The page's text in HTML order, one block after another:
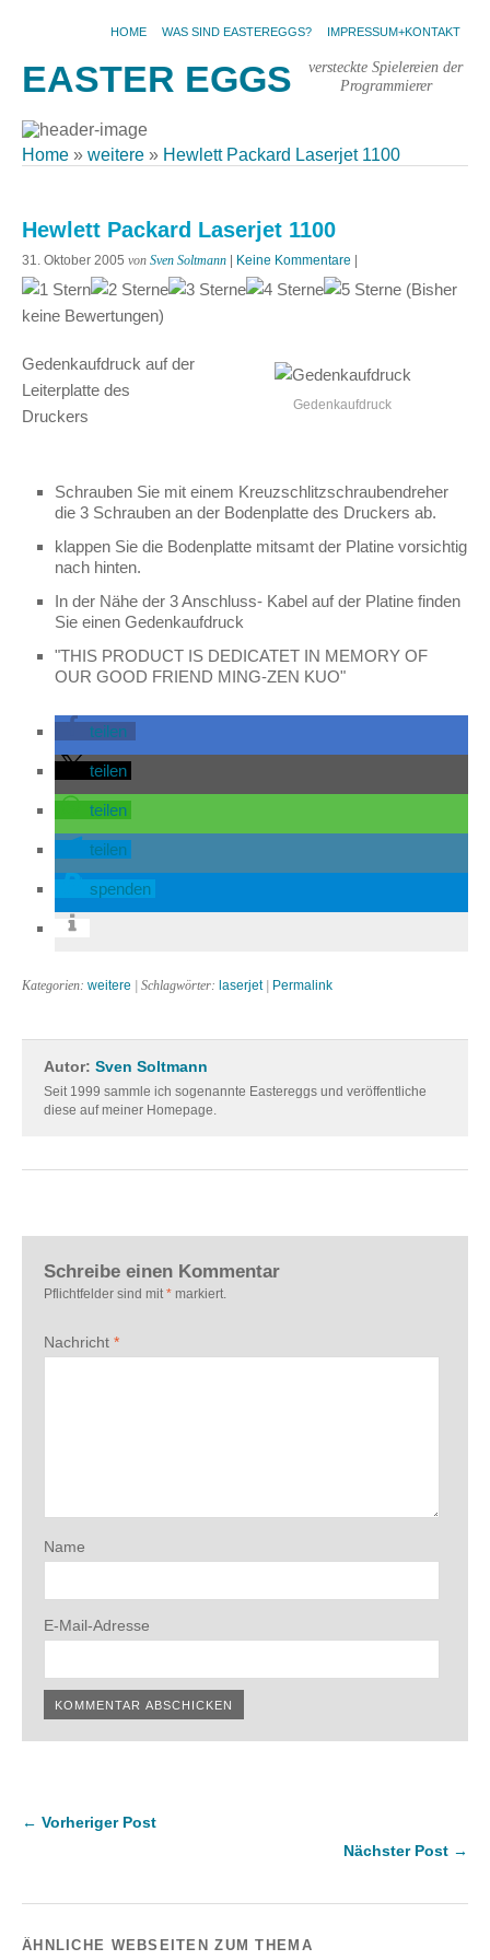
HOME WAS SIND EASTEREGGS? IMPRESSUM+KONTAKT
EASTER EGGS
versteckte Spielereien der
Programmierer
Home » weitere » Hewlett Packard Laserjet 1100
Hewlett Packard Laserjet 1100
31. Oktober 2005 von Sven Soltmann Keine Kommentare
(Bisher
keine Bewertungen)
Gedenkaufdruck
Gedenkaufdruck auf der
Leiterplatte des
Druckers
Schrauben Sie mit einem Kreuzschlitzschraubendreher
die 3 Schrauben an der Bodenplatte des Druckers ab.
klappen Sie die Bodenplatte mitsamt der Platine vorsichtig
nach hinten.
In der Nähe der 3 Anschluss- Kabel auf der Platine finden
Sie einen Gedenkaufdruck
"THIS PRODUCT IS DEDICATET IN MEMORY OF
OUR GOOD FRIEND MING-ZEN KUO"
teilen
teilen
teilen
teilen
spenden
Kategorien: weitere | Schlagwörter: laserjet| Permalink
Autor: Sven Soltmann
Seit 1999 sammle ich sogenannte Eastereggs und veröffentliche
diese auf meiner Homepage.
Schreibe einen Kommentar
Pflichtfelder sind mit * markiert.
Nachricht *
Name
E-Mail-Adresse
← Vorheriger Post
Nächster Post →
ÄHNLICHE WEBSEITEN ZUM THEMA